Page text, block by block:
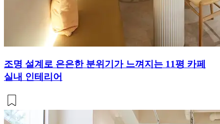
조명 설계로 은은한 분위기가 느껴지는 11평 카페
실내 인테리어